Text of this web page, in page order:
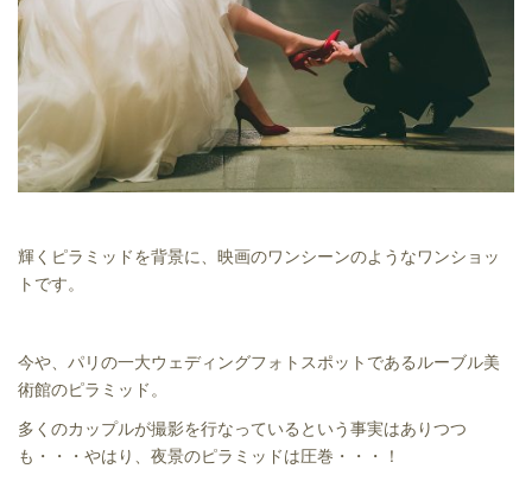
輝くピラミッドを背景に、映画のワンシーンのようなワンショッ
トです。
今や、パリの一大ウェディングフォトスポットであるルーブル美
術館のピラミッド。
多くのカップルが撮影を行なっているという事実はありつつ
も・・・やはり、夜景のピラミッドは圧巻・・・！